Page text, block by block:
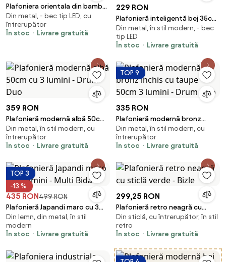
Plafoniera orientala din bambus
- Amira
Din metal, - bec tip LED, cu
întrerupător
În stoc
Livrare gratuită
229 RON
Plafonieră inteligentă bej 35cm
incl. LED și telecomandă - Flat
Drum
Din metal, în stil modern, - bec
tip LED
În stoc
Livrare gratuită
359 RON
Plafonieră modernă albă 50cm
cu 3 lumini - Drum Duo
Din metal, în stil modern, cu
întrerupător
În stoc
Livrare gratuită
TOP 9
335 RON
Plafonieră modernă bronz
închis cu taupe 50cm 3 lumini -
Drum Duo
Din metal, în stil modern, cu
întrerupător
În stoc
Livrare gratuită
TOP 3
-13 %
435 RON499 RON
Plafonieră Japandi maro cu 3
lumini - Multi Bida
Din lemn, din metal, în stil
modern
În stoc
Livrare gratuită
299,25 RON
Plafonieră retro neagră cu
sticlă verde - Bizle
Din sticlă, cu întrerupător, în stil
retro
În stoc
Livrare gratuită